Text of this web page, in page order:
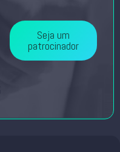
Seja um
patrocinador